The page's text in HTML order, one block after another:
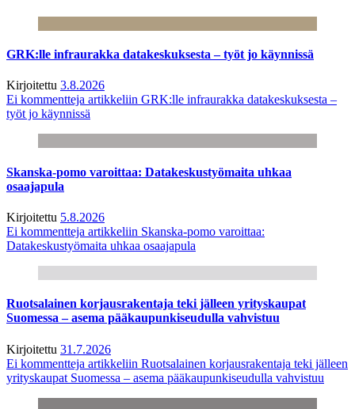
GRK:lle infraurakka datakeskuksesta – työt jo käynnissä
Kirjoitettu 3.8.2026
Ei kommentteja artikkeliin GRK:lle infraurakka datakeskuksesta –
työt jo käynnissä
Skanska-pomo varoittaa: Datakeskustyömaita uhkaa
osaajapula
Kirjoitettu 5.8.2026
Ei kommentteja artikkeliin Skanska-pomo varoittaa:
Datakeskustyömaita uhkaa osaajapula
Ruotsalainen korjausrakentaja teki jälleen yrityskaupat
Suomessa – asema pääkaupunkiseudulla vahvistuu
Kirjoitettu 31.7.2026
Ei kommentteja artikkeliin Ruotsalainen korjausrakentaja teki jälleen
yrityskaupat Suomessa – asema pääkaupunkiseudulla vahvistuu